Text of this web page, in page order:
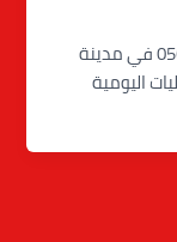
المساج المنزلي بالرياض اتصل بنا 0568232620 في مدينة
اليومية